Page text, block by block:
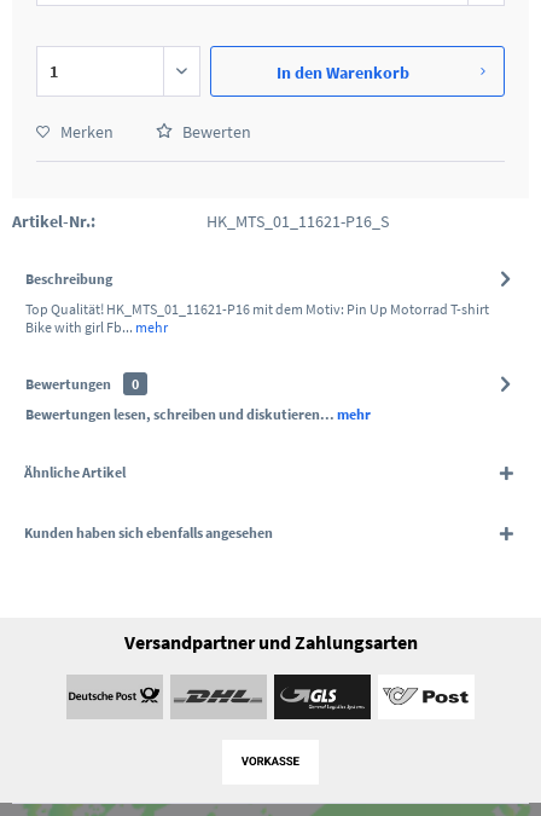
In denWarenkorb
Merken Bewerten
Artikel-Nr.: HK_MTS_01_11621-P16_S
Beschreibung
Top Qualität! HK_MTS_01_11621-P16 mit dem Motiv: Pin Up Motorrad T-shirt
Bike with girl Fb... mehr
Bewertungen
0
Bewertungen lesen, schreiben und diskutieren... mehr
Ähnliche Artikel
Kunden haben sich ebenfalls angesehen
Versandpartner und Zahlungsarten